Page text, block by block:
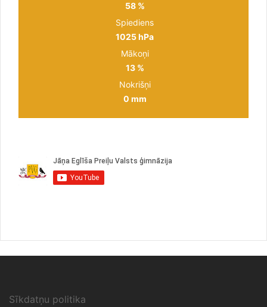
58 %
Spiediens
1025 hPa
Mākoņi
13 %
Nokrišņi
0 mm
Sīkdatņu politika